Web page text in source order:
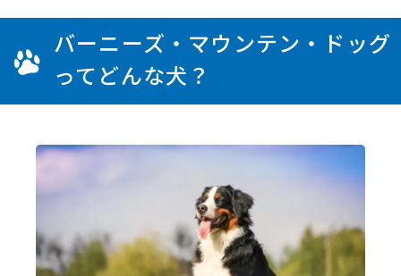
バーニーズ・マウンテン・ドッグ
ってどんな犬？